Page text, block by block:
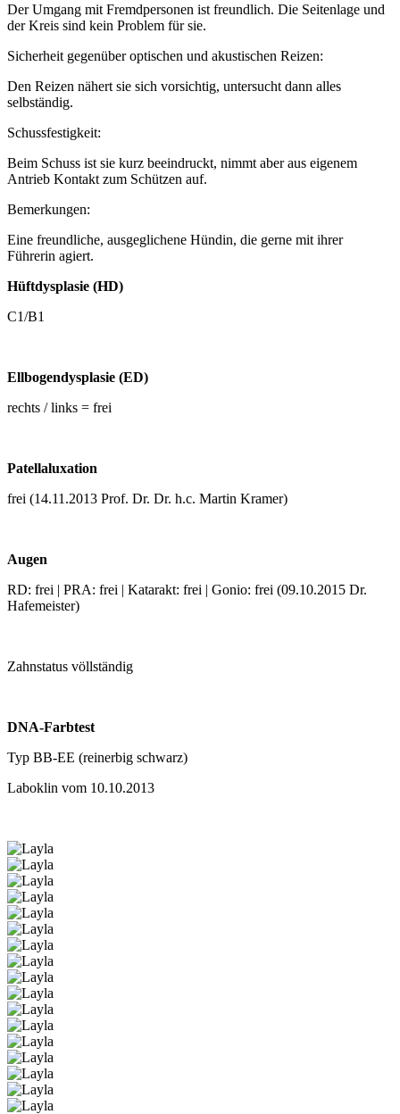
Der Umgang mit Fremdpersonen ist freundlich. Die Seitenlage und
der Kreis sind kein Problem für sie.
Sicherheit gegenüber optischen und akustischen Reizen:
Den Reizen nähert sie sich vorsichtig, untersucht dann alles
selbständig.
Schussfestigkeit:
Beim Schuss ist sie kurz beeindruckt, nimmt aber aus eigenem
Antrieb Kontakt zum Schützen auf.
Bemerkungen:
Eine freundliche, ausgeglichene Hündin, die gerne mit ihrer
Führerin agiert.
Hüftdysplasie (HD)
C1/B1
Ellbogendysplasie (ED)
rechts / links = frei
Patellaluxation
frei (14.11.2013 Prof. Dr. Dr. h.c. Martin Kramer)
Augen
RD: frei | PRA: frei | Katarakt: frei | Gonio: frei (09.10.2015 Dr.
Hafemeister)
Zahnstatus völlständig
DNA-Farbtest
Typ BB-EE (reinerbig schwarz)
Laboklin vom 10.10.2013